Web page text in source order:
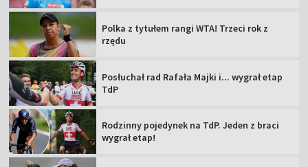
Polka z tytułem rangi WTA! Trzeci rok z
rzędu
Posłuchał rad Rafała Majki i... wygrał etap
TdP
Rodzinny pojedynek na TdP. Jeden z braci
wygrał etap!